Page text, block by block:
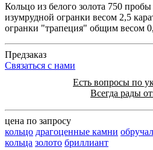
Кольцо из белого золота 750
изумрудной огранки весом 2,5
огранки "трапеция" общим весом
Предзаказ
Cвязаться с нами
Есть вопросы по
Всегда рады
цена по запросу
кольцо драгоценные камни
кольца золото бриллиант